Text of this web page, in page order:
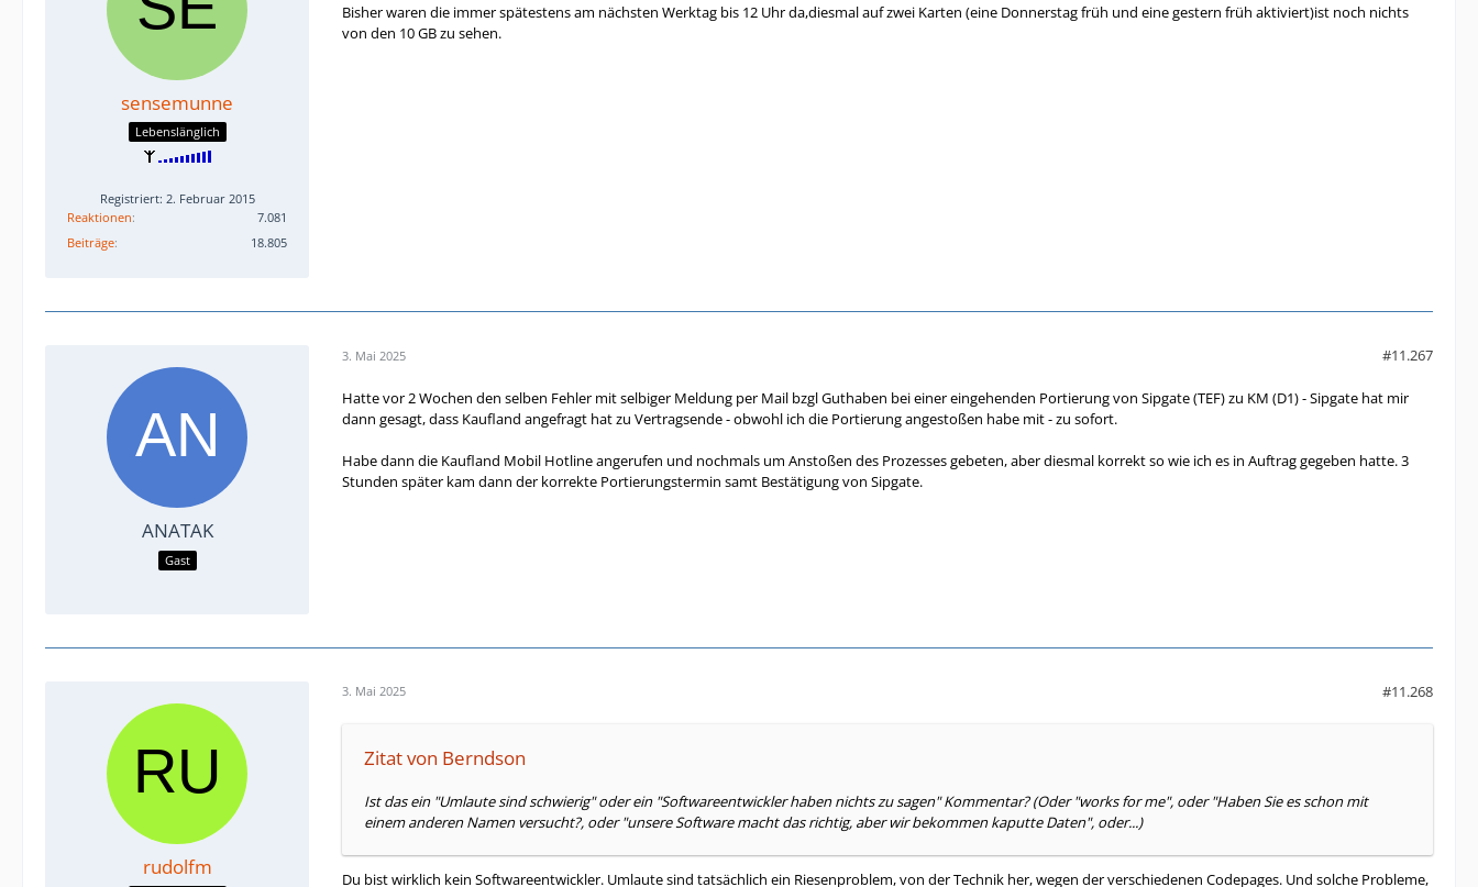
sensemunne
Lebenslänglich
Registriert: 2. Februar 2015
Reaktionen
7.081
Beiträge
18.805
Bisher waren die immer spätestens am nächsten Werktag bis 12 Uhr da,diesmal auf zwei Karten (eine Donnerstag früh und eine gestern früh aktiviert)ist noch nichts
von den 10 GB zu sehen.
ANATAK
Gast
3. Mai 2025 #11.267
Hatte vor 2 Wochen den selben Fehler mit selbiger Meldung per Mail bzgl Guthaben bei einer eingehenden Portierung von Sipgate (TEF) zu KM (D1) - Sipgate hat mir
dann gesagt, dass Kaufland angefragt hat zu Vertragsende - obwohl ich die Portierung angestoßen habe mit - zu sofort.
Habe dann die Kaufland Mobil Hotline angerufen und nochmals um Anstoßen des Prozesses gebeten, aber diesmal korrekt so wie ich es in Auftrag gegeben hatte. 3
Stunden später kam dann der korrekte Portierungstermin samt Bestätigung von Sipgate.
rudolfm
3. Mai 2025 #11.268
Zitat von Berndson
Ist das ein "Umlaute sind schwierig" oder ein "Softwareentwickler haben nichts zu sagen" Kommentar? (Oder "works for me", oder "Haben Sie es schon mit
einem anderen Namen versucht?, oder "unsere Software macht das richtig, aber wir bekommen kaputte Daten", oder...)
Du bist wirklich kein Softwareentwickler. Umlaute sind tatsächlich ein Riesenproblem, von der Technik her, wegen der verschiedenen Codepages. Und solche Probleme,